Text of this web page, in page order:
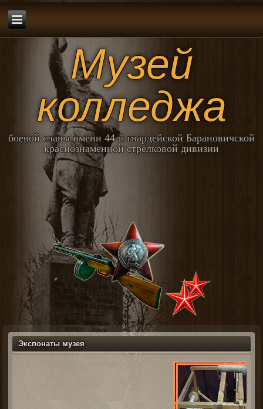
Музей
колледжа
боевой славы имени 44-й гвардейской Барановичской
краснознаменной стрелковой дивизии
Экспонаты музея